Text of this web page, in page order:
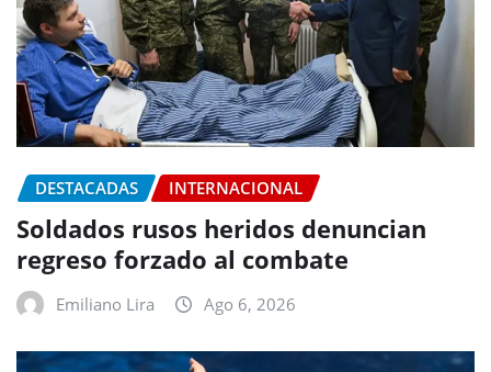
DESTACADAS INTERNACIONAL
Soldados rusos heridos denuncian
regreso forzado al combate
Emiliano Lira Ago 6, 2026